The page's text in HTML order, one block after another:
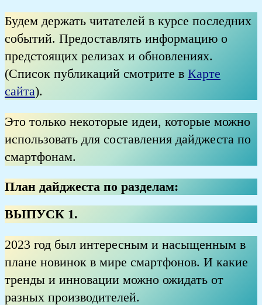
Будем держать читателей в курсе последних
событий. Предоставлять информацию о
предстоящих релизах и обновлениях.
(Список публикаций смотрите в Карте
сайта).
Это только некоторые идеи, которые можно
использовать для составления дайджеста по
смартфонам.
План дайджеста по разделам:
ВЫПУСК 1.
2023 год был интересным и насыщенным в
плане новинок в мире смартфонов. И какие
тренды и инновации можно ожидать от
разных производителей.